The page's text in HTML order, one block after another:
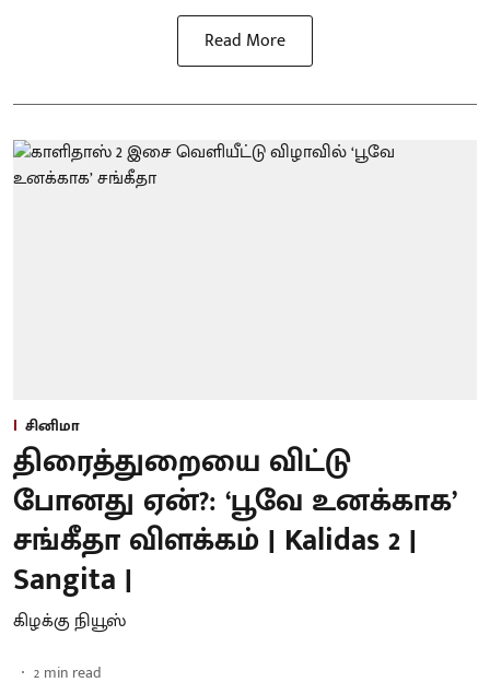
Read More
சினிமா
திரைத்துறையை விட்டு
போனது ஏன்?: ‘பூவே உனக்காக’
சங்கீதா விளக்கம் | Kalidas 2 |
Sangita |
கிழக்கு நியூஸ்
2 min read